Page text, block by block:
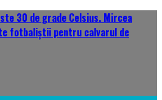
30 de grade Celsius. Mircea
fotbaliștii pentru calvarul de